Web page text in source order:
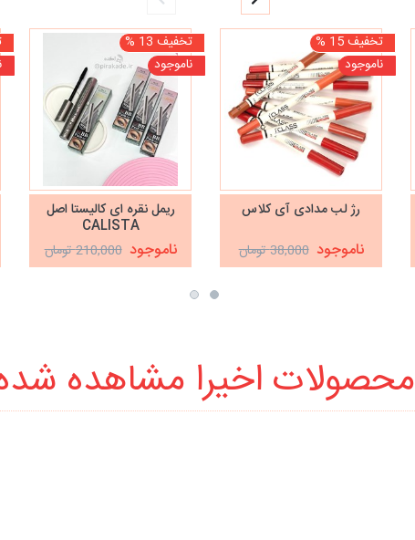
تخفیف 15 %
ناموجود
رژ لب مدادی آی کلاس
ناموجود 38,000 تومان
تخفیف 13 %
ناموجود
ریمل نقره ای کالیستا اصل
CALISTA
ناموجود 210,000 تومان
محصولات اخیرا مشاهده